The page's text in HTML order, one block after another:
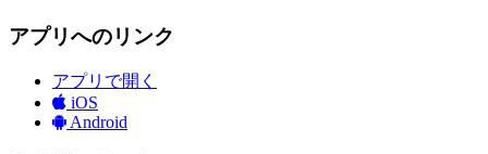
アプリへのリンク
アプリで開く
iOS
Android